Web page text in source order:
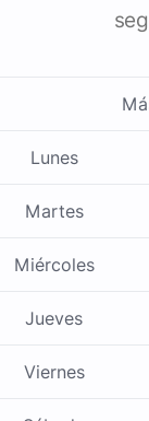
Lunes
Martes
Miércoles
Jueves
Viernes